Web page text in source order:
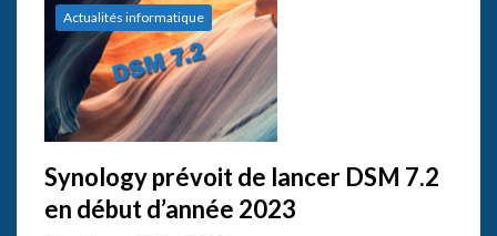
Actualités informatique
Synology prévoit de lancer DSM 7.2
en début d’année 2023